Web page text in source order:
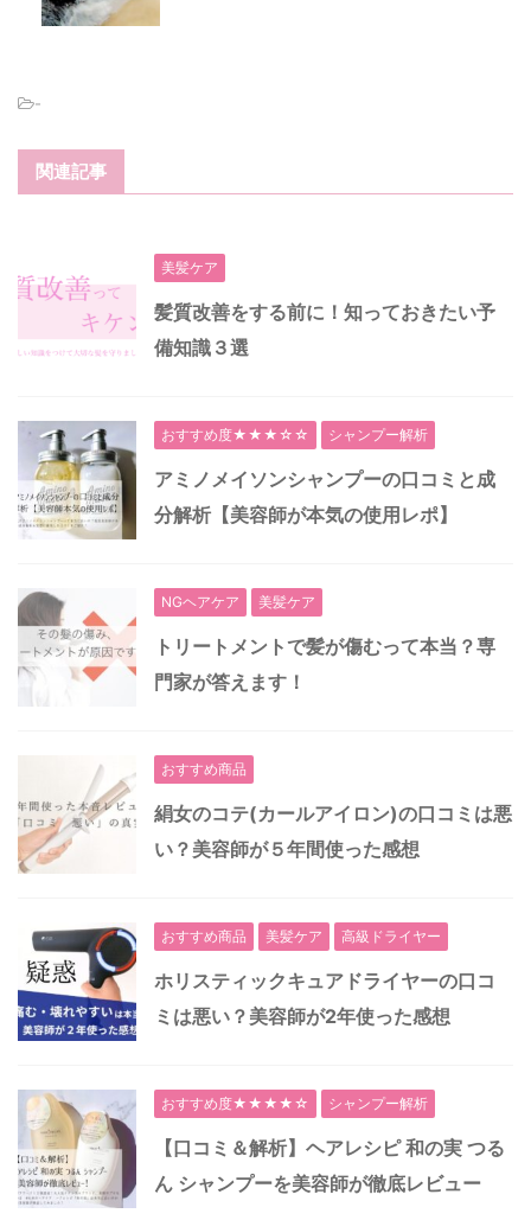
-
関連記事
美髪ケア
髪質改善をする前に！知っておきたい予
備知識３選
おすすめ度★★★☆☆ シャンプー解析
アミノメイソンシャンプーの口コミと成
分解析【美容師が本気の使用レポ】
NGヘアケア 美髪ケア
トリートメントで髪が傷むって本当？専
門家が答えます！
おすすめ商品
絹女のコテ(カールアイロン)の口コミは悪
い？美容師が５年間使った感想
おすすめ商品 美髪ケア 高級ドライヤー
ホリスティックキュアドライヤーの口コ
ミは悪い？美容師が2年使った感想
おすすめ度★★★★☆ シャンプー解析
【口コミ＆解析】ヘアレシピ 和の実 つる
ん シャンプーを美容師が徹底レビュー